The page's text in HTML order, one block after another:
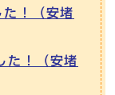
！（安堵
た！（安堵